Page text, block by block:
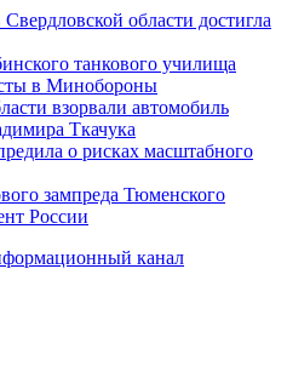
области достигла
танкового училища
в Минобороны
взорвали автомобиль
Ткачука
о рисках масштабного
зампреда Тюменского
России
канал